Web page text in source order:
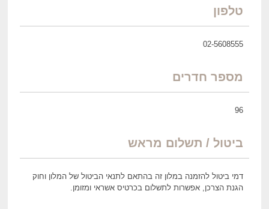
טלפון
02-5608555
מספר חדרים
96
ביטול / תשלום מראש
דמי ביטול להזמנה במלון זה בהתאם לתנאי הביטול של המלון וחוק
הגנת הצרכן, אפשרות לתשלום בכרטיס אשראי ומזומן.